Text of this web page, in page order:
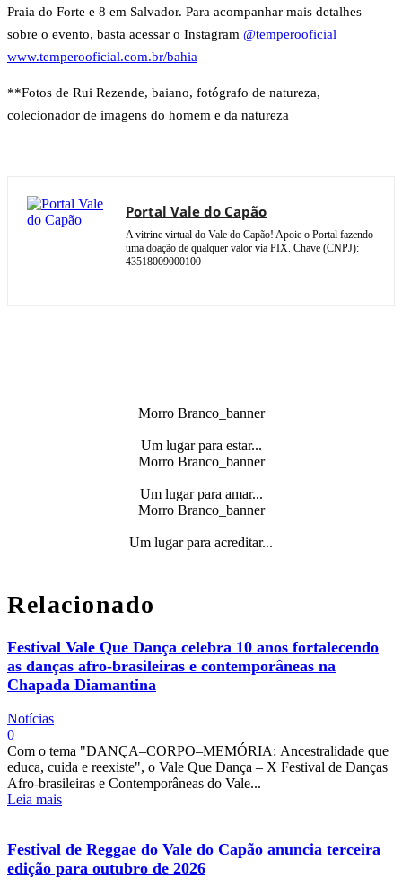
Praia do Forte e 8 em Salvador. Para acompanhar mais detalhes
sobre o evento, basta acessar o Instagram @temperooficial_
www.temperooficial.com.br/bahia
**Fotos de Rui Rezende, baiano, fotógrafo de natureza,
colecionador de imagens do homem e da natureza
Portal Vale do Capão
A vitrine virtual do Vale do Capão! Apoie o Portal fazendo
uma doação de qualquer valor via PIX. Chave (CNPJ):
43518009000100
Morro Branco_banner
Um lugar para estar...
Morro Branco_banner
Um lugar para amar...
Morro Branco_banner
Um lugar para acreditar...
Relacionado
Festival Vale Que Dança celebra 10 anos fortalecendo
as danças afro-brasileiras e contemporâneas na
Chapada Diamantina
Notícias
0
Com o tema "DANÇA–CORPO–MEMÓRIA: Ancestralidade que
educa, cuida e reexiste", o Vale Que Dança – X Festival de Danças
Afro-brasileiras e Contemporâneas do Vale...
Leia mais
Festival de Reggae do Vale do Capão anuncia terceira
edição para outubro de 2026